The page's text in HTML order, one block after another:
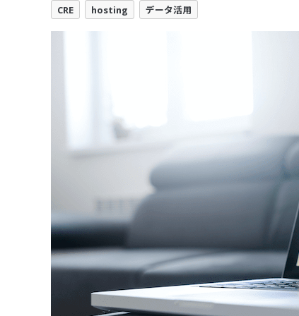
CRE hosting データ活用